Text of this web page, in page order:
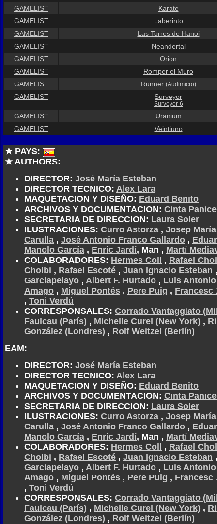
GAMELIST
Karate
GAMELIST
Laberinto
GAMELIST
Las Torres de Hanoi
GAMELIST
Neandertal
GAMELIST
Orion
GAMELIST
Romper el Muro
GAMELIST
Runner (Audimicro)
GAMELIST Surveyor
Surveyor-6
GAMELIST
Uranium
GAMELIST
Veintiuno
★ PAYS:
★ AUTHORS:
DIRECTOR: José María Esteban
DIRECTOR TECNICO: Alex Lara
MAQUETACION Y DISEÑO: Eduard Benito
ARCHIVOS Y DOCUMENTACION: Cinta
SECRETARIA DE DIRECCION: Laura Soler
ILUSTRACIONES: Curro Astorza , Josep
Carulla , José Antonio Franco Gallardo ,
Manolo García , Enric Jardí, Man , Martí
COLABORADORES: Hermes Coll , Rafael
Cholbi , Rafael Escoté , Juan Ignacio Esteban
Garciapelayo , Albert F. Hurtado , Luis
Amago , Miguel Pontés , Pere Puig , Francesc
, Toni Verdú
CORRESPONSALES: Corrado Vantaggiato
Faulcau (París) , Michelle Curel (New York) ,
González (Londres) , Rolf Weitzel (Berlín)
EAM:
DIRECTOR: José María Esteban
DIRECTOR TECNICO: Alex Lara
MAQUETACION Y DISEÑO: Eduard Benito
ARCHIVOS Y DOCUMENTACION: Cinta
SECRETARIA DE DIRECCION: Laura Soler
ILUSTRACIONES: Curro Astorza , Josep
Carulla , José Antonio Franco Gallardo ,
Manolo García , Enric Jardí, Man , Martí
COLABORADORES: Hermes Coll , Rafael
Cholbi , Rafael Escoté , Juan Ignacio Esteban
Garciapelayo , Albert F. Hurtado , Luis
Amago , Miguel Pontés , Pere Puig , Francesc
, Toni Verdú
CORRESPONSALES: Corrado Vantaggiato
Faulcau (París) , Michelle Curel (New York) ,
González (Londres) , Rolf Weitzel (Berlín)